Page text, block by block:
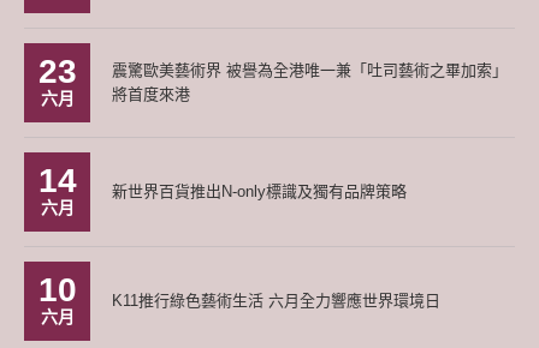
23
六月
震驚歐美藝術界 被譽為全港唯一兼「吐司藝術之畢加索」
將首度來港
14
六月
新世界百貨推出N-only標識及獨有品牌策略
10
六月
K11推行綠色藝術生活 六月全力響應世界環境日